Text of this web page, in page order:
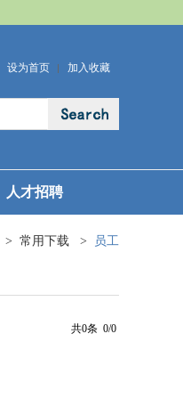
设为首页 加入收藏
人才招聘
> 常用下载 > 员工
共0条 0/0